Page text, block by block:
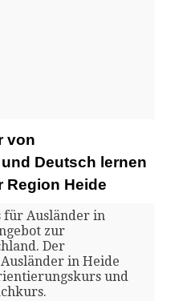
von
Deutsch lernen
Region Heide
Ausländer in
zur
Der
in Heide
und